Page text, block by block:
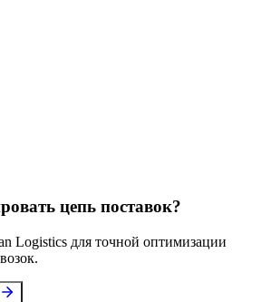
цепь поставок?
Logistics для точной оптимизации